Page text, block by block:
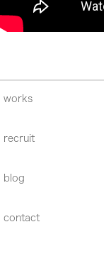
works
recruit
blog
contact